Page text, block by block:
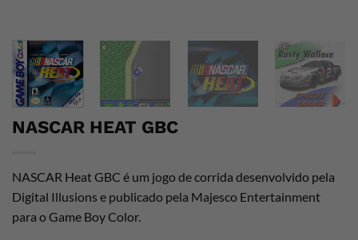
NASCAR HEAT GBC
NASCAR Heat GBC é um jogo de corrida desenvolvido pela
Digital Illusions e publicado pela Majesco Entertainment
para o Game Boy Color.